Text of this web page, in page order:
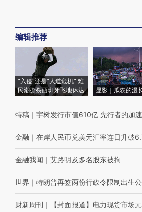
编辑推荐
“入侵”还是“人道危机” 难
民潮撕裂西班牙飞地休达
显影｜瓜农的漫
特稿 ｜ 宇树发行市值610亿 先行者的加
金融 ｜ 在岸人民币兑美元汇率连日升破
金融我闻 ｜ 艾路明及多名股东被拘
世界 ｜ 特朗普再签两份行政令限制出生
财新周刊 ｜ 【封面报道】电力现货市场